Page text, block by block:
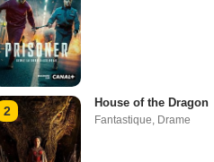
2
House of the Dragon
Fantastique, Drame